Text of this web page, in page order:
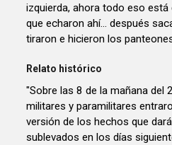
izquierda, ahora todo eso está
que echaron ahí... después
tiraron e hicieron los
Relato histórico
"Sobre las 8 de la mañana del
militares y paramilitares
versión de los hechos que
sublevados en los días